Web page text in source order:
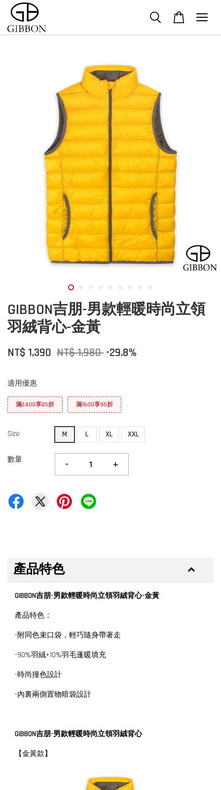
GIBBON吉朋-男款輕暖時尚立領
羽絨背心-金黃
NT$ 1,390 NT$ 1,980 -29.8%
適用優惠
滿2400享85折 滿1600享95折
Size M L XL XXL
數量 - +
產品特色
GIBBON吉朋-男款輕暖時尚立領羽絨背心-金黃
產品特色：
-附同色束口袋，輕巧隨身帶著走
-90%羽絨+10%羽毛蓬暖填充
-時尚撞色設計
-內裏兩側置物暗袋設計
GIBBON吉朋-男款輕暖時尚立領羽絨背心
【金黃款】